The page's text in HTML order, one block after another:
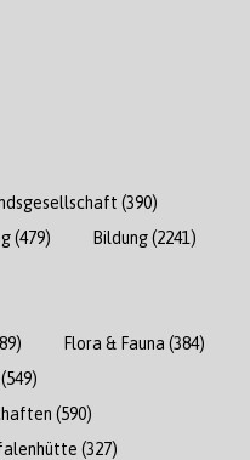
(390)
(479) Bildung(2241)
Flora & Fauna (384)
(549)
(590)
(327)